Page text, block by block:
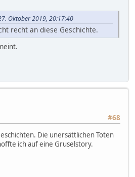
Oktober 2019, 20:17:40
recht an diese Geschichte.
#68
Die unersättlichen Toten
ich auf eine Gruselstory.